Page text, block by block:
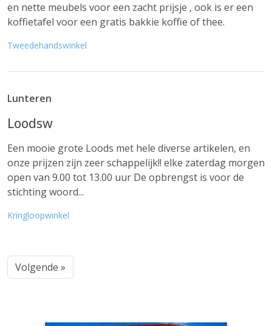
en nette meubels voor een zacht prijsje , ook is er een
koffietafel voor een gratis bakkie koffie of thee.
Tweedehandswinkel
Lunteren
Loodsw
Een mooie grote Loods met hele diverse artikelen, en
onze prijzen zijn zeer schappelijk!! elke zaterdag morgen
open van 9.00 tot 13.00 uur De opbrengst is voor de
stichting woord...
Kringloopwinkel
Volgende »